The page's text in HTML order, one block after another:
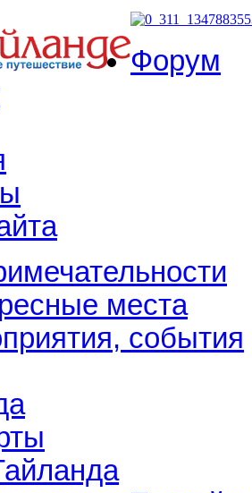
Форум
места
события